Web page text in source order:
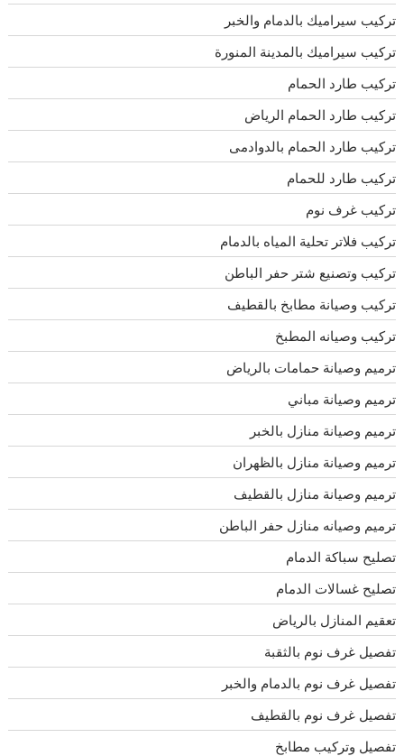
تركيب سيراميك بالدمام والخبر
تركيب سيراميك بالمدينة المنورة
تركيب طارد الحمام
تركيب طارد الحمام الرياض
تركيب طارد الحمام بالدوادمى
تركيب طارد للحمام
تركيب غرف نوم
تركيب فلاتر تحلية المياه بالدمام
تركيب وتصنيع شتر حفر الباطن
تركيب وصيانة مطابخ بالقطيف
تركيب وصيانه المطبخ
ترميم وصيانة حمامات بالرياض
ترميم وصيانة مباني
ترميم وصيانة منازل بالخبر
ترميم وصيانة منازل بالظهران
ترميم وصيانة منازل بالقطيف
ترميم وصيانه منازل حفر الباطن
تصليح سباكة الدمام
تصليح غسالات الدمام
تعقيم المنازل بالرياض
تفصيل غرف نوم بالثقبة
تفصيل غرف نوم بالدمام والخبر
تفصيل غرف نوم بالقطيف
تفصيل وتركيب مطابخ